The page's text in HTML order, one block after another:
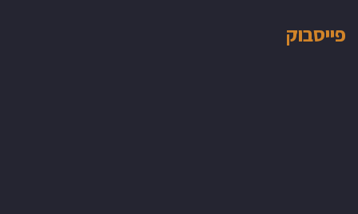
פייסבוק